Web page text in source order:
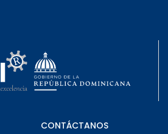
CONTÁCTANOS